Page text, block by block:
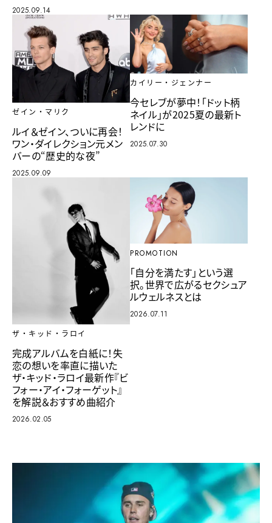
2025.09.14
ゼイン・マリク
ルイ＆ゼイン、ついに再会！
ワン・ダイレクション元メン
バーの“歴史的な夜”
2025.09.09
カイリー・ジェンナー
今セレブが夢中！「ドット柄
ネイル」が2025夏の最新ト
レンドに
2025.07.30
ザ・キッド・ラロイ
完成アルバムを白紙に！失
恋の想いを率直に描いた
ザ・キッド・ラロイ最新作『ビ
フォー・アイ・フォーゲット』
を解説＆おすすめ曲紹介
2026.02.05
PROMOTION
「自分を満たす」という選
択。世界で広がるセクシュア
ルウェルネスとは
2026.07.11